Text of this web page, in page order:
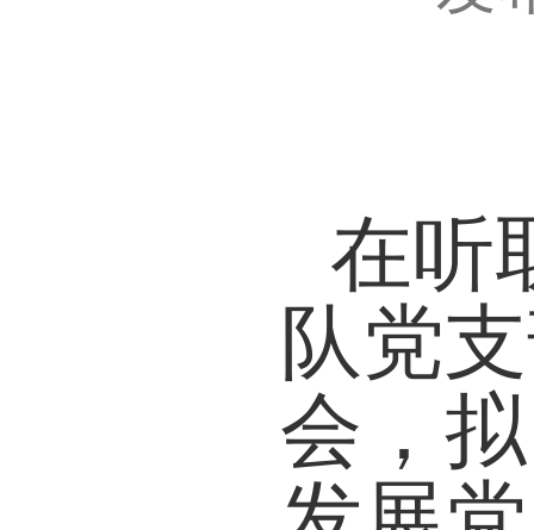
在听
队党
会，